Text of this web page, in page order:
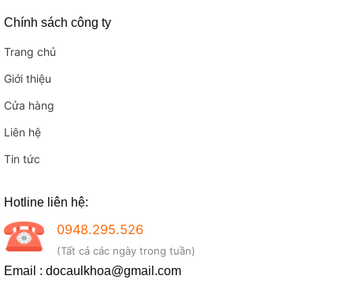
Chính sách công ty
Trang chủ
Giới thiệu
Cửa hàng
Liên hệ
Tin tức
Hotline liên hệ:
0948.295.526
(Tất cả các ngày trong tuần)
Email : docaulkhoa@gmail.com